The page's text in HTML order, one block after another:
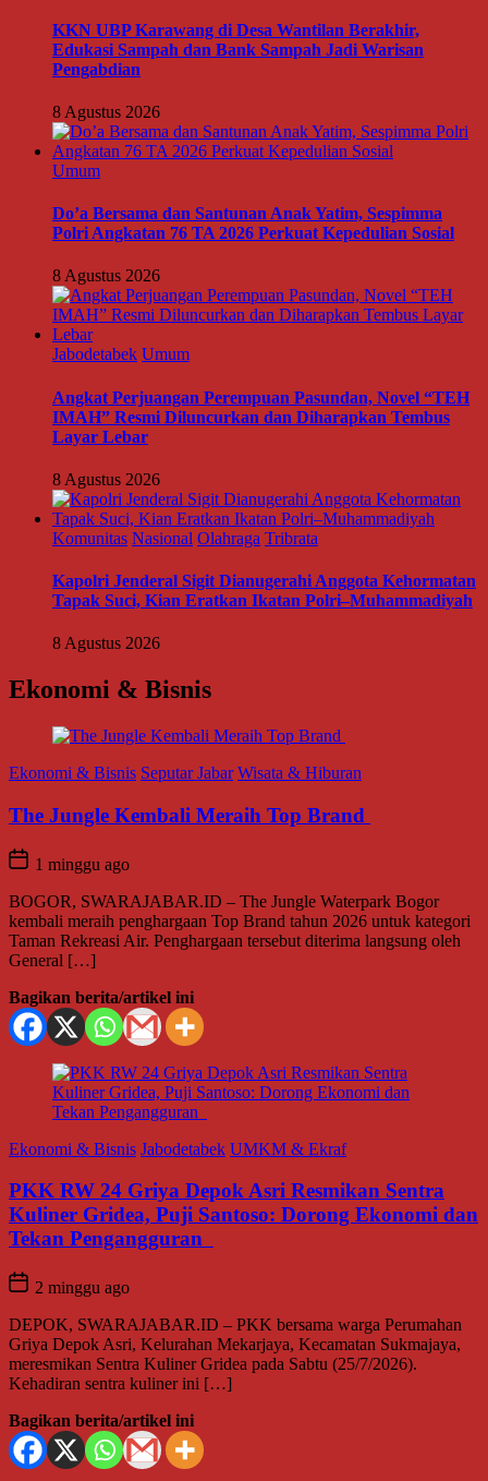
KKN UBP Karawang di Desa Wantilan Berakhir,
Edukasi Sampah dan Bank Sampah Jadi Warisan
Pengabdian
8 Agustus 2026
Umum
Do’a Bersama dan Santunan Anak Yatim, Sespimma
Polri Angkatan 76 TA 2026 Perkuat Kepedulian Sosial
8 Agustus 2026
Jabodetabek Umum
Angkat Perjuangan Perempuan Pasundan, Novel “TEH
IMAH” Resmi Diluncurkan dan Diharapkan Tembus
Layar Lebar
8 Agustus 2026
Komunitas Nasional Olahraga Tribrata
Kapolri Jenderal Sigit Dianugerahi Anggota Kehormatan
Tapak Suci, Kian Eratkan Ikatan Polri–Muhammadiyah
8 Agustus 2026
Ekonomi & Bisnis
Ekonomi & Bisnis Seputar Jabar Wisata & Hiburan
The Jungle Kembali Meraih Top Brand
1 minggu ago
BOGOR, SWARAJABAR.ID – The Jungle Waterpark Bogor
kembali meraih penghargaan Top Brand tahun 2026 untuk kategori
Taman Rekreasi Air. Penghargaan tersebut diterima langsung oleh
General […]
Bagikan berita/artikel ini
Ekonomi & Bisnis Jabodetabek UMKM & Ekraf
PKK RW 24 Griya Depok Asri Resmikan Sentra
Kuliner Gridea, Puji Santoso: Dorong Ekonomi dan
Tekan Pengangguran
2 minggu ago
DEPOK, SWARAJABAR.ID – PKK bersama warga Perumahan
Griya Depok Asri, Kelurahan Mekarjaya, Kecamatan Sukmajaya,
meresmikan Sentra Kuliner Gridea pada Sabtu (25/7/2026).
Kehadiran sentra kuliner ini […]
Bagikan berita/artikel ini